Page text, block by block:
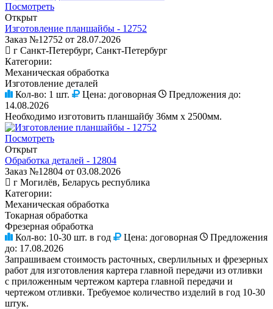
Посмотреть
Открыт
Изготовление планшайбы - 12752
Заказ №12752 от 28.07.2026
г Санкт-Петербург, Санкт-Петербург
Категории:
Механическая обработка
Изготовление деталей
Кол-во: 1 шт. Цена: договорная
Предложения до:
14.08.2026
Необходимо изготовить планшайбу 36мм х 2500мм.
Посмотреть
Открыт
Обработка деталей - 12804
Заказ №12804 от 03.08.2026
г Могилёв, Беларусь республика
Категории:
Механическая обработка
Токарная обработка
Фрезерная обработка
Кол-во: 10-30 шт. в год Цена: договорная
Предложения
до: 17.08.2026
Запрашиваем стоимость расточных, сверлильных и фрезерных
работ для изготовления картера главной передачи из отливки
с приложенным чертежом картера главной передачи и
чертежом отливки. Требуемое количество изделий в год 10-30
штук.